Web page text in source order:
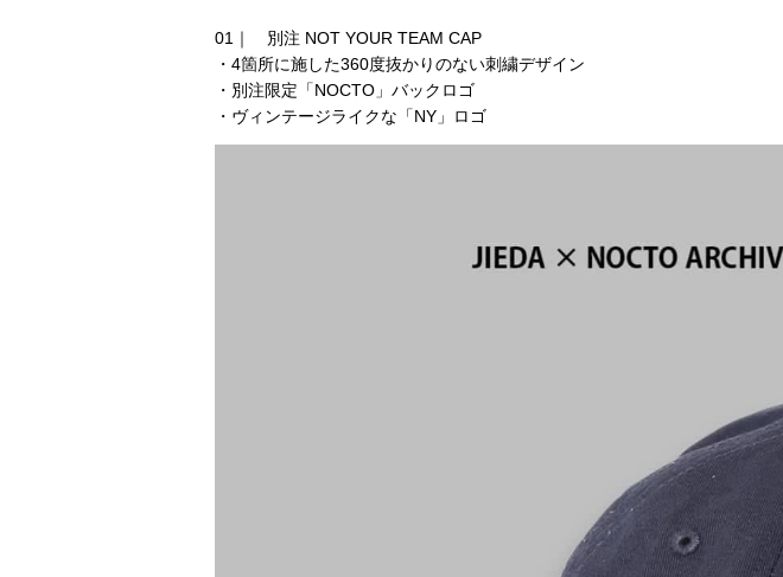
01｜ 別注 NOT YOUR TEAM CAP
・4箇所に施した360度抜かりのない刺繍デザイン
・別注限定「NOCTO」バックロゴ
・ヴィンテージライクな「NY」ロゴ